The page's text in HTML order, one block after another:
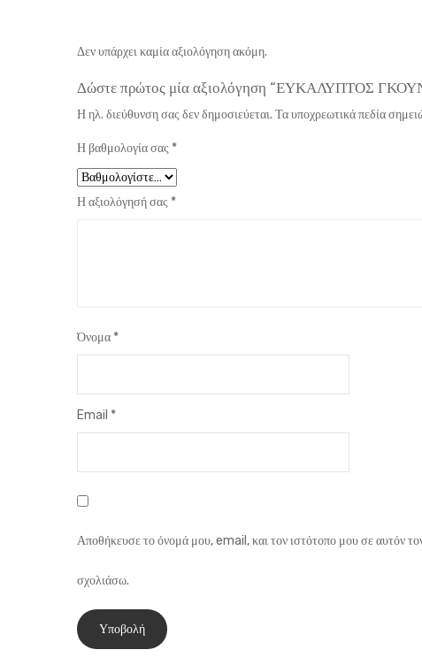
Δεν υπάρχει καμία αξιολόγηση ακόμη.
Δώστε πρώτος μία αξιολόγηση “ΕΥΚΑΛΥΠΤΟΣ
Η ηλ. διεύθυνση σας δεν δημοσιεύεται. Τα υποχρεωτικά πεδία
Η βαθμολογία σας *
Η αξιολόγησή σας *
Όνομα *
Email *
Αποθήκευσε το όνομά μου, email, και τον ιστότοπο μου σε αυτόν
σχολιάσω.